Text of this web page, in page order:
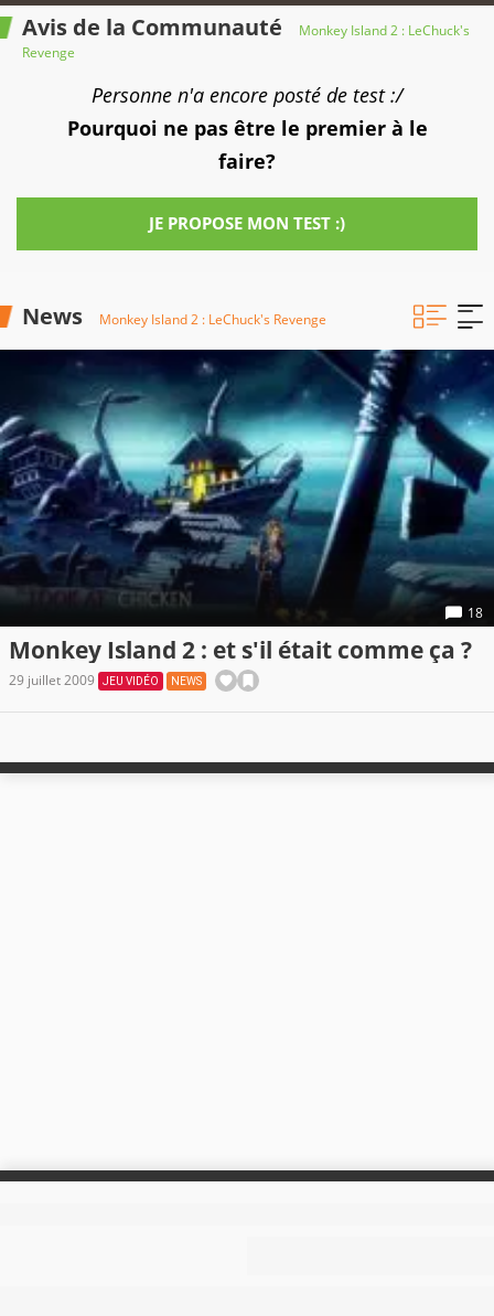
Avis de la Communauté
Monkey Island 2 : LeChuck's
Revenge
Personne n'a encore posté de test :/
Pourquoi ne pas être le premier à le
faire?
JE PROPOSE MON TEST :)
News Monkey Island 2 : LeChuck's Revenge
18
Monkey Island 2 : et s'il était comme ça ?
29 juillet 2009 JEU VIDÉO NEWS